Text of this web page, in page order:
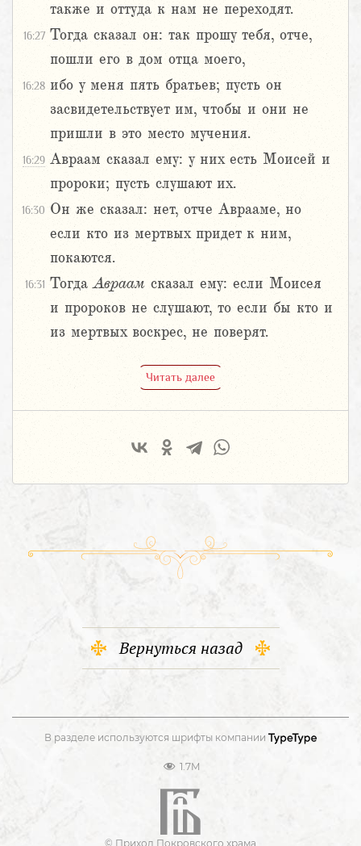
также и оттуда к нам не переходят.
16:27 Тогда сказал он: так прошу тебя, отче,
пошли его в дом отца моего,
16:28 ибо у меня пять братьев; пусть он
засвидетельствует им, чтобы и они не
пришли в это место мучения.
16:29 Авраам сказал ему: у них есть Моисей и
пророки; пусть слушают их.
16:30 Он же сказал: нет, отче Аврааме, но
если кто из мертвых придет к ним,
покаются.
16:31 ТогдаАвраам сказал ему: если Моисея
и пророков не слушают, то если бы кто и
из мертвых воскрес, не поверят.
Читать далее
Вернуться назад
В разделе используются шрифты компании
1.7M
© Приход Покровского храма